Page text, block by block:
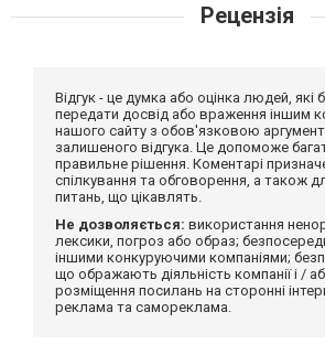
Рецензія
Відгук - це думка або оцінка людей, які
передати досвід або враження іншим
нашого сайту з обов'язковою
залишеного відгука. Це допоможе
правильне рішення. Коментарі
спілкування та обговорення, а також
питань, що цікавлять.
Не дозволяється: використання
лексики, погроз або образ;
іншими конкуруючими компаніями;
що ображають діяльність компанії і /
розміщення посилань на сторонні
реклама та самореклама.